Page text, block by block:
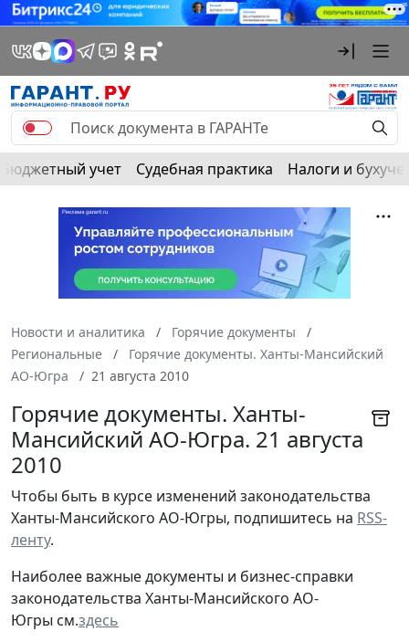
Бюджетный учет Судебная практика Налоги и
Новости и аналитика
Горячие документы
Региональные
Горячие документы. Ханты-Мансийский
АО-Югра
21 августа 2010
Горячие документы. Ханты-
Мансийский АО-Югра. 21 августа
2010
Чтобы быть в курсе изменений законодательства
Ханты-Мансийского АО-Югры, подпишитесь на RSS-
ленту.
Наиболее важные документы и бизнес-справки
законодательства Ханты-Мансийского АО-
Югры см.здесь